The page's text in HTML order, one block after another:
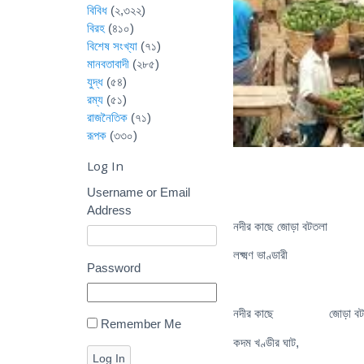
নদীর কাছে জোড়া বটতলা
লক্ষ্মণ ভাণ্ডারী
নদীর কাছে জোড়া
কদম খণ্ডীর ঘাট,
বিবিধ (২,৩২২)
বিরহ (৪১০)
বিশেষ সংখ্যা (৭১)
মানবতাবাদী (২৮৫)
যুদ্ধ (৫৪)
রম্য (৫১)
রাজনৈতিক (৭১)
রূপক (৩৩০)
Log In
Username or Email
Address
Password
Remember Me
Log In